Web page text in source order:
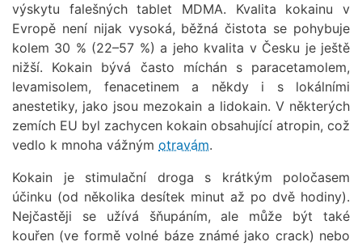
výskytu falešných tablet MDMA. Kvalita kokainu v
Evropě není nijak vysoká, běžná čistota se pohybuje
kolem 30 % (22–57 %) a jeho kvalita v Česku je ještě
nižší. Kokain bývá často míchán s paracetamolem,
levamisolem, fenacetinem a někdy i s lokálními
anestetiky, jako jsou mezokain a lidokain. V některých
zemích EU byl zachycen kokain obsahující atropin, což
vedlo k mnoha vážným otravám.
Kokain je stimulační droga s krátkým poločasem
účinku (od několika desítek minut až po dvě hodiny).
Nejčastěji se užívá šňupáním, ale může být také
kouřen (ve formě volné báze známé jako crack) nebo